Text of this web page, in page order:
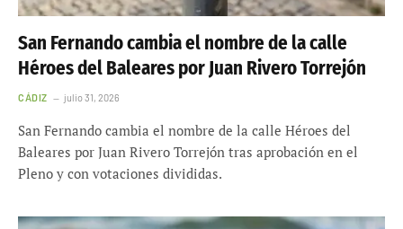
San Fernando cambia el nombre de la calle
Héroes del Baleares por Juan Rivero Torrejón
CÁDIZ julio 31, 2026
San Fernando cambia el nombre de la calle Héroes del
Baleares por Juan Rivero Torrejón tras aprobación en el
Pleno y con votaciones divididas.